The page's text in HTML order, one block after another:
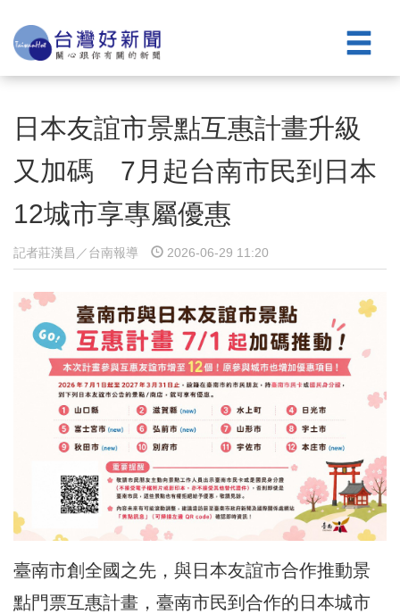
日本友誼市景點互惠計畫升級
又加碼 7月起台南市民到日本
12城市享專屬優惠
記者莊漢昌／台南報導 2026-06-29 11:20
臺南市創全國之先，與日本友誼市合作推動景
點門票互惠計畫，臺南市民到合作的日本城市